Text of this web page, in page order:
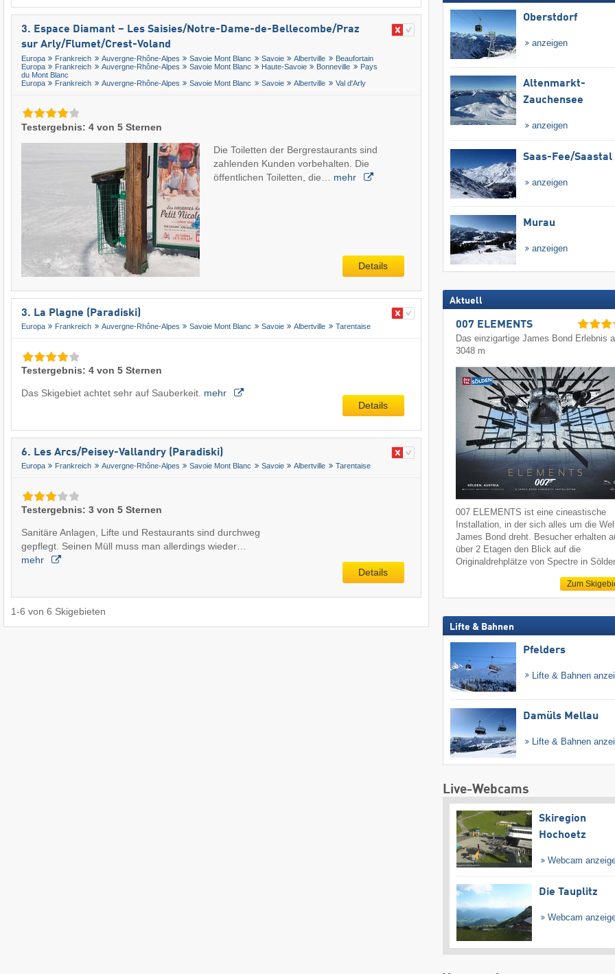
3. Espace Diamant – Les Saisies/​Notre-Dame-de-Bellecombe/​Praz
sur Arly/​Flumet/​Crest-Voland
Europa Frankreich Auvergne-Rhône-Alpes Savoie Mont Blanc Savoie Albertville
Beaufortain
Europa
Frankreich Auvergne-Rhône-Alpes Savoie Mont Blanc Haute-Savoie Bonneville
Pays
du Mont Blanc
Europa
Frankreich Auvergne-Rhône-Alpes Savoie Mont Blanc Savoie Albertville Val d'Arly
Testergebnis: 4 von 5 Sternen
Die Toiletten der Bergrestaurants sind
zahlenden Kunden vorbehalten. Die
öffentlichen Toiletten, die… mehr
Details
3. La Plagne (Paradiski)
Europa Frankreich Auvergne-Rhône-Alpes Savoie Mont Blanc Savoie Albertville Tarentaise
Testergebnis: 4 von 5 Sternen
Das Skigebiet achtet sehr auf Sauberkeit. mehr
Details
6. Les Arcs/​Peisey-Vallandry (Paradiski)
Europa Frankreich Auvergne-Rhône-Alpes Savoie Mont Blanc Savoie Albertville Tarentaise
Testergebnis: 3 von 5 Sternen
Sanitäre Anlagen, Lifte und Restaurants sind durchweg
gepflegt. Seinen Müll muss man allerdings wieder…
mehr
Details
1-6 von 6 Skigebieten
Oberstdorf
anzeigen
Altenmarkt-
Zauchensee
anzeigen
Saas-Fee/​Saastal
anzeigen
Murau
anzeigen
Aktuell
007 ELEMENTS
Das einzigartige James Bond Erlebnis
3048 m
007 ELEMENTS ist eine cineastische
Installation, in der sich alles um die
James Bond dreht. Besucher erhalten
über 2 Etagen den Blick auf die
Originaldrehplätze von Spectre in
Zum
Lifte & Bahnen
Pfelders
Lifte & Bahnen
Damüls Mellau
Lifte & Bahnen
Live-Webcams
Skiregion
Hochoetz
Webcam
Die Tauplitz
Webcam